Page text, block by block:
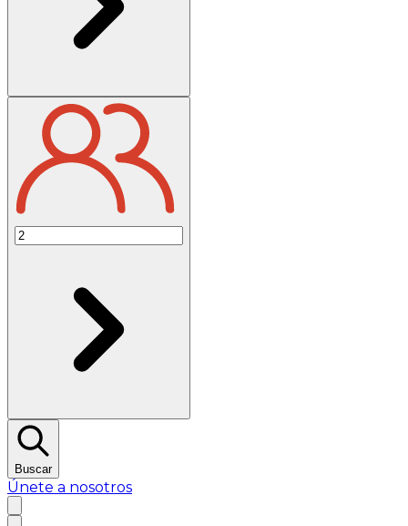
Buscar
Únete a nosotros